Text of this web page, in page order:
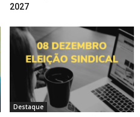
2027
Destaque